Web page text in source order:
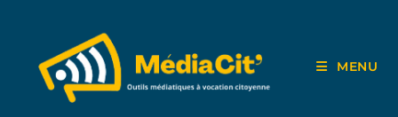
MENU